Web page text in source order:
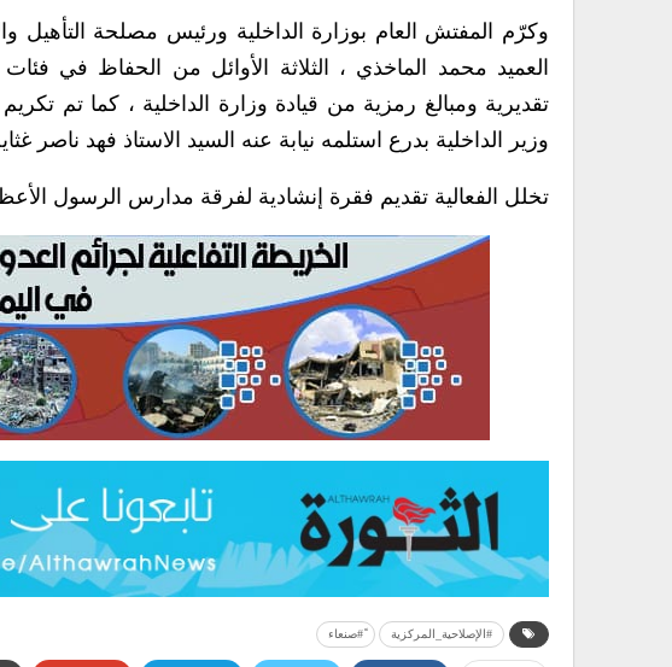
وكرّم المفتش العام بوزارة الداخلية ورئيس مصلحة التأهيل
العميد محمد الماخذي ، الثلاثة الأوائل من الحفاظ في
تقديرية ومبالغ رمزية من قيادة وزارة الداخلية ، كما تم
وزير الداخلية بدرع استلمه نيابة عنه السيد الاستاذ فهد ناصر
تخلل الفعالية تقديم فقرة إنشادية لفرقة مدارس الرسول
#الإصلاحية_المركزية ً#صنعاء